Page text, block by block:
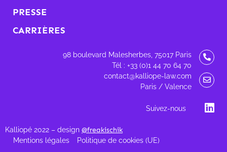
PRESSE
CARRIÈRES
98 boulevard Malesherbes, 75017 Paris
Tél : +33 (0)1 44 70 64 70
contact@kalliope-law.com
Paris / Valence
Suivez-nous
Kalliopé 2022 – design @freakischik
Mentions légales Politique de cookies (UE)